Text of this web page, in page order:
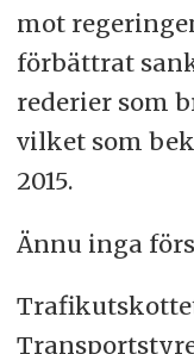
mot
förbättrat
rederier som
vilket som
2015.
Ännu inga